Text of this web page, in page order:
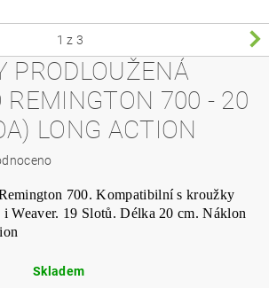
1 z 3
PRODLOUŽENÁ
REMINGTON 700 - 20
LONG ACTION
700. Kompatibilní s kroužky
Weaver. 19 Slotů. Délka 20 cm. Náklon
Skladem